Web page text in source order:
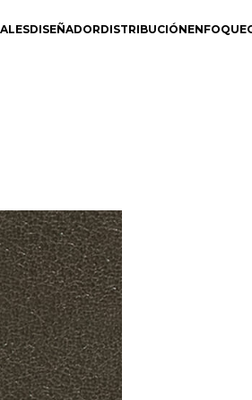
DISEÑADORDISTRIBUCIÓNENFOQUE